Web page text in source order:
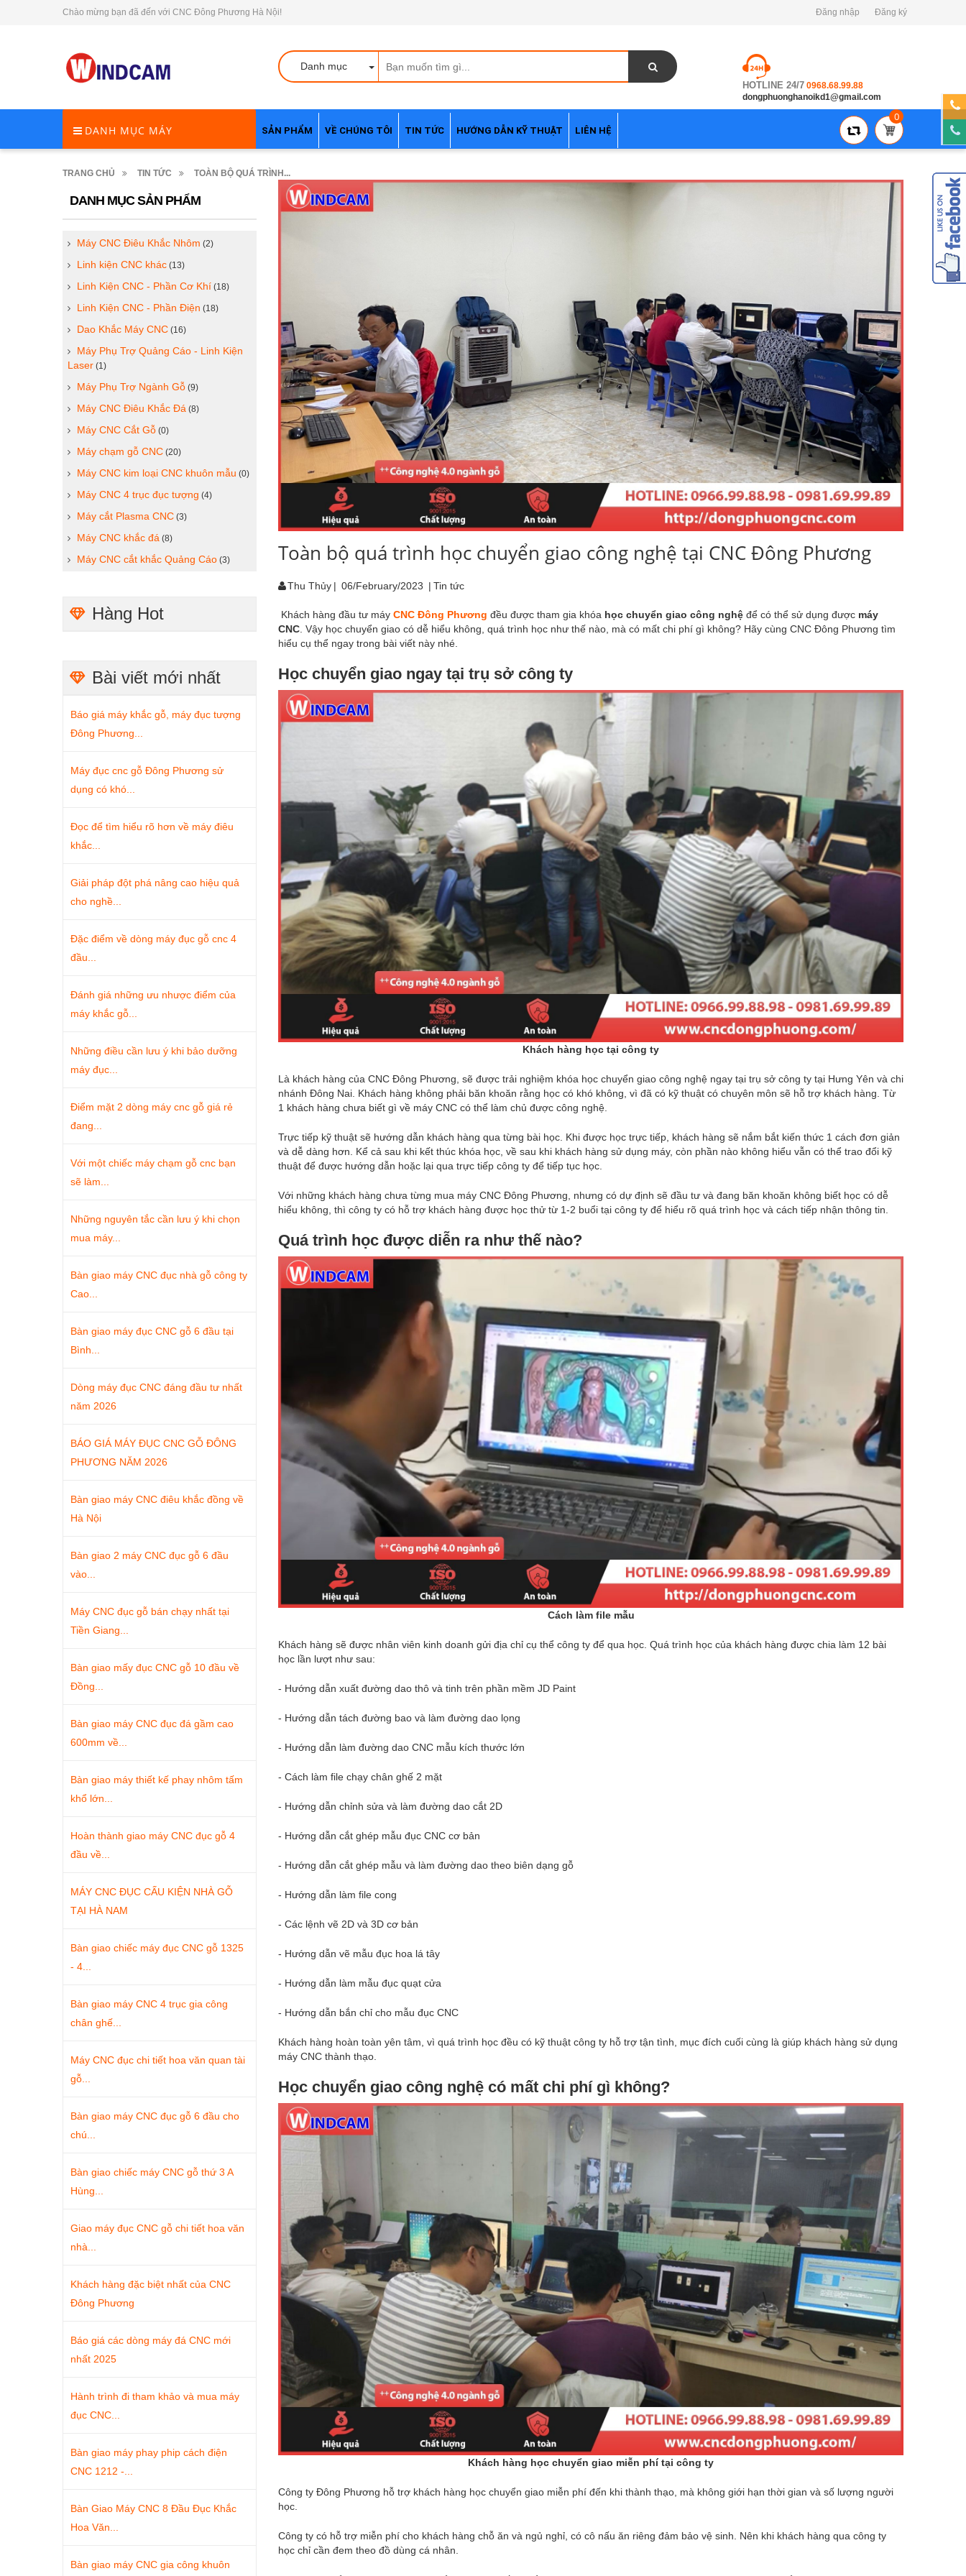
Chào mừng bạn đã đến với CNC Đông Phương Hà Nội! Đăng nhập Đăng ký
Danh mục
HOTLINE 24/7 0968.68.99.88
dongphuonghanoikd1@gmail.com
DANH MỤC MÁY SẢN PHẨM VỀ CHÚNG TÔI TIN TỨC HƯỚNG DẪN KỸ THUẬT LIÊN HỆ
0
TRANG CHỦ TIN TỨC TOÀN BỘ QUÁ TRÌNH...
DANH MỤC SẢN PHẨM
Máy CNC Điêu Khắc Nhôm (2)
Linh kiện CNC khác (13)
Linh Kiện CNC - Phần Cơ Khí (18)
Linh Kiện CNC - Phần Điện (18)
Dao Khắc Máy CNC (16)
Máy Phụ Trợ Quảng Cáo - Linh Kiện
Laser (1)
Máy Phụ Trợ Ngành Gỗ (9)
Máy CNC Điêu Khắc Đá (8)
Máy CNC Cắt Gỗ (0)
Máy chạm gỗ CNC (20)
Máy CNC kim loại CNC khuôn mẫu (0)
Máy CNC 4 trục đục tượng (4)
Máy cắt Plasma CNC (3)
Máy CNC khắc đá (8)
Máy CNC cắt khắc Quảng Cáo (3)
Hàng Hot
Bài viết mới nhất
Báo giá máy khắc gỗ, máy đục tượng
Đông Phương...
Máy đục cnc gỗ Đông Phương sử
dụng có khó...
Đọc để tìm hiểu rõ hơn về máy điêu
khắc...
Giải pháp đột phá nâng cao hiệu quả
cho nghề...
Đặc điểm về dòng máy đục gỗ cnc 4
đầu...
Đánh giá những ưu nhược điểm của
máy khắc gỗ...
Những điều cần lưu ý khi bảo dưỡng
máy đục...
Điểm mặt 2 dòng máy cnc gỗ giá rẻ
đang...
Với một chiếc máy chạm gỗ cnc bạn
sẽ làm...
Những nguyên tắc cần lưu ý khi chọn
mua máy...
Bàn giao máy CNC đục nhà gỗ công ty
Cao...
Bàn giao máy đục CNC gỗ 6 đầu tại
Bình...
Dòng máy đục CNC đáng đầu tư nhất
năm 2026
BÁO GIÁ MÁY ĐỤC CNC GỖ ĐÔNG
PHƯƠNG NĂM 2026
Bàn giao máy CNC điêu khắc đồng về
Hà Nội
Bàn giao 2 máy CNC đục gỗ 6 đầu
vào...
Máy CNC đục gỗ bán chạy nhất tại
Tiền Giang...
Bàn giao mấy đục CNC gỗ 10 đầu về
Đồng...
Bàn giao máy CNC đục đá gầm cao
600mm về...
Bàn giao máy thiết kế phay nhôm tấm
khổ lớn...
Hoàn thành giao máy CNC đục gỗ 4
đầu về...
MÁY CNC ĐỤC CẤU KIỆN NHÀ GỖ
TẠI HÀ NAM
Bàn giao chiếc máy đục CNC gỗ 1325
- 4...
Bàn giao máy CNC 4 trục gia công
chân ghế...
Máy CNC đục chi tiết hoa văn quan tài
gỗ...
Bàn giao máy CNC đục gỗ 6 đầu cho
chú...
Bàn giao chiếc máy CNC gỗ thứ 3 A
Hùng...
Giao máy đục CNC gỗ chi tiết hoa văn
nhà...
Khách hàng đặc biệt nhất của CNC
Đông Phương
Báo giá các dòng máy đá CNC mới
nhất 2025
Hành trình đi tham khảo và mua máy
đục CNC...
Bàn giao máy phay phip cách điện
CNC 1212 -...
Bàn Giao Máy CNC 8 Đầu Đục Khắc
Hoa Văn...
Bàn giao máy CNC gia công khuôn
Toàn bộ quá trình học chuyển giao công nghệ tại CNC Đông Phương
Thu Thủy | 06/February/2023 | Tin tức
Khách hàng đầu tư máy CNC Đông Phương đều được tham gia khóa học chuyển giao công nghệ để có thể sử dụng được máy
CNC. Vậy học chuyển giao có dễ hiểu không, quá trình học như thế nào, mà có mất chi phí gì không? Hãy cùng CNC Đông Phương tìm
hiểu cụ thể ngay trong bài viết này nhé.
Học chuyển giao ngay tại trụ sở công ty
Khách hàng học tại công ty
Là khách hàng của CNC Đông Phương, sẽ được trải nghiệm khóa học chuyển giao công nghệ ngay tại trụ sở công ty tại Hưng Yên và chi
nhánh Đông Nai. Khách hàng không phải băn khoăn rằng học có khó không, vì đã có kỹ thuật có chuyên môn sẽ hỗ trợ khách hàng. Từ
1 khách hàng chưa biết gì về máy CNC có thể làm chủ được công nghệ.
Trực tiếp kỹ thuật sẽ hướng dẫn khách hàng qua từng bài học. Khi được học trực tiếp, khách hàng sẽ nắm bắt kiến thức 1 cách đơn giản
và dễ dàng hơn. Kể cả sau khi kết thúc khóa học, về sau khi khách hàng sử dụng máy, còn phần nào không hiểu vẫn có thể trao đổi kỹ
thuật để được hướng dẫn hoặc lại qua trực tiếp công ty để tiếp tục học.
Với những khách hàng chưa từng mua máy CNC Đông Phương, nhưng có dự định sẽ đầu tư và đang băn khoăn không biết học có dễ
hiểu không, thì công ty có hỗ trợ khách hàng được học thử từ 1-2 buổi tại công ty để hiểu rõ quá trình học và cách tiếp nhận thông tin.
Quá trình học được diễn ra như thế nào?
Cách làm file mẫu
Khách hàng sẽ được nhân viên kinh doanh gửi địa chỉ cụ thể công ty để qua học. Quá trình học của khách hàng được chia làm 12 bài
học lần lượt như sau:
- Hướng dẫn xuất đường dao thô và tinh trên phần mềm JD Paint
- Hướng dẫn tách đường bao và làm đường dao lọng
- Hướng dẫn làm đường dao CNC mẫu kích thước lớn
- Cách làm file chạy chân ghế 2 mặt
- Hướng dẫn chỉnh sửa và làm đường dao cắt 2D
- Hướng dẫn cắt ghép mẫu đục CNC cơ bản
- Hướng dẫn cắt ghép mẫu và làm đường dao theo biên dạng gỗ
- Hướng dẫn làm file cong
- Các lệnh vẽ 2D và 3D cơ bản
- Hướng dẫn vẽ mẫu đục hoa lá tây
- Hướng dẫn làm mẫu đục quạt cửa
- Hướng dẫn bắn chỉ cho mẫu đục CNC
Khách hàng hoàn toàn yên tâm, vì quá trình học đều có kỹ thuật công ty hỗ trợ tận tình, mục đích cuối cùng là giúp khách hàng sử dụng
máy CNC thành thạo.
Học chuyển giao công nghệ có mất chi phí gì không?
Khách hàng học chuyển giao miễn phí tại công ty
Công ty Đông Phương hỗ trợ khách hàng học chuyển giao miễn phí đến khi thành thạo, mà không giới hạn thời gian và số lượng người
học.
Công ty có hỗ trợ miễn phí cho khách hàng chỗ ăn và ngủ nghỉ, có cô nấu ăn riêng đảm bảo vệ sinh. Nên khi khách hàng qua công ty
học chỉ cần đem theo đồ dùng cá nhân.